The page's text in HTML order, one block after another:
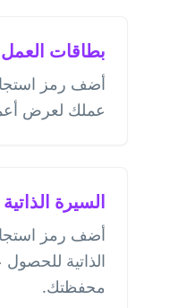
بطاقات العمل
أضف رمز
عملك لعرض
السيرة
أضف رمز
الذاتية
محفظتك.